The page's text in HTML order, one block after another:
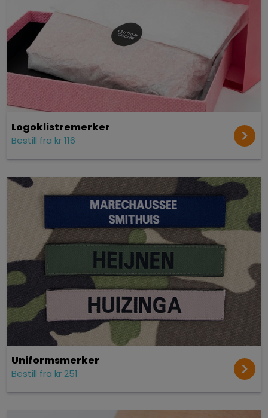
Logoklistremerker
Bestill fra kr 116
Uniformsmerker
Bestill fra kr 251